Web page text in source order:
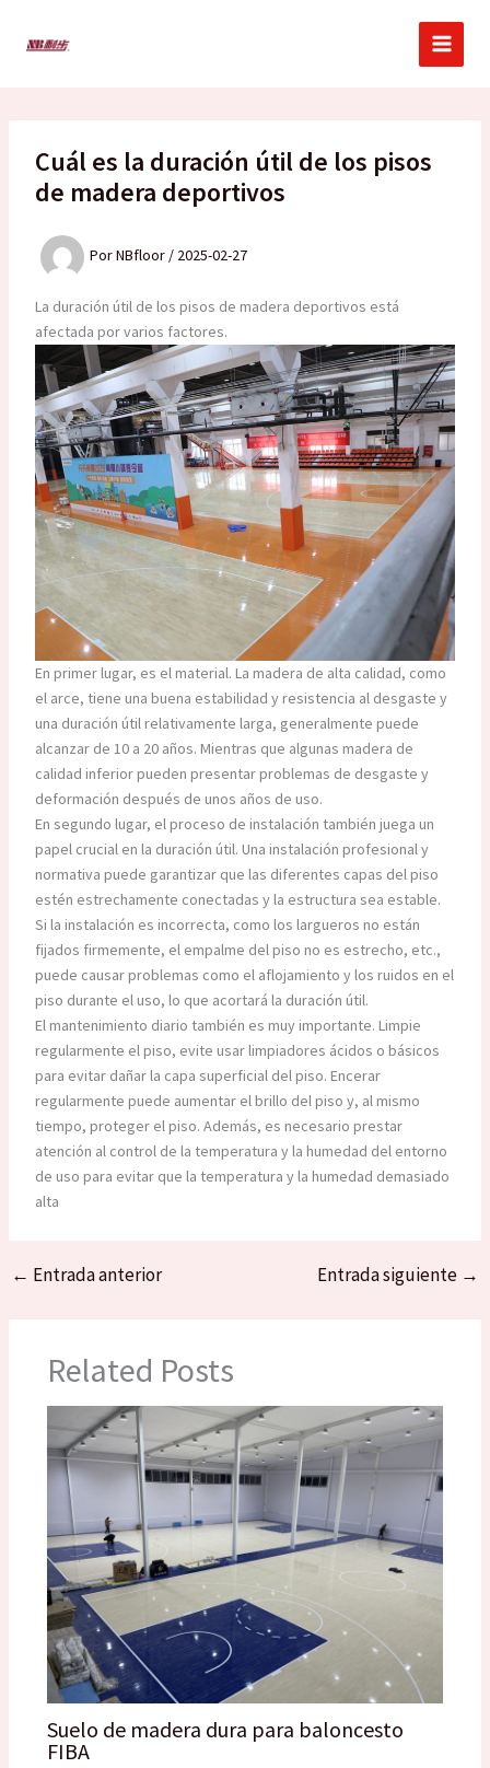
Cuál es la duración útil de los pisos
de madera deportivos
PorNBfloor / 2025-02-27
La duración útil de los pisos de madera deportivos está
afectada por varios factores.
En primer lugar, es el material. La madera de alta calidad, como
el arce, tiene una buena estabilidad y resistencia al desgaste y
una duración útil relativamente larga, generalmente puede
alcanzar de 10 a 20 años. Mientras que algunas madera de
calidad inferior pueden presentar problemas de desgaste y
deformación después de unos años de uso.
En segundo lugar, el proceso de instalación también juega un
papel crucial en la duración útil. Una instalación profesional y
normativa puede garantizar que las diferentes capas del piso
estén estrechamente conectadas y la estructura sea estable.
Si la instalación es incorrecta, como los largueros no están
fijados firmemente, el empalme del piso no es estrecho, etc.,
puede causar problemas como el aflojamiento y los ruidos en el
piso durante el uso, lo que acortará la duración útil.
El mantenimiento diario también es muy importante. Limpie
regularmente el piso, evite usar limpiadores ácidos o básicos
para evitar dañar la capa superficial del piso. Encerar
regularmente puede aumentar el brillo del piso y, al mismo
tiempo, proteger el piso. Además, es necesario prestar
atención al control de la temperatura y la humedad del entorno
de uso para evitar que la temperatura y la humedad demasiado
alta
← Entrada anterior Entrada siguiente →
Related Posts
Suelo de madera dura para baloncesto
FIBA